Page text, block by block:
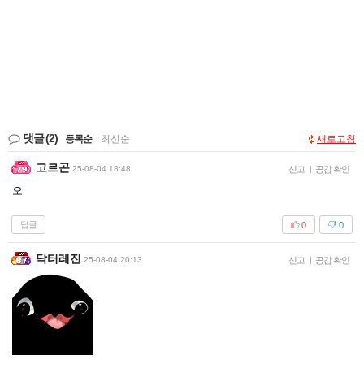
댓글(2) 등록순 최신순 새로고침
고르곤 25-08-04 18:48 신고 | 공감 확인
오
답글 0
0
닥터레진 25-08-04 20:13 신고 | 공감 확인